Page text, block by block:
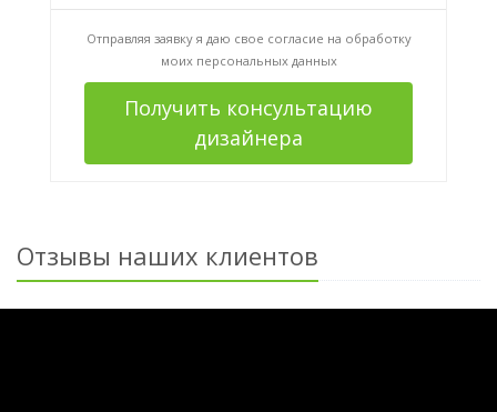
Отправляя заявку я даю свое согласие на обработку
моих персональных данных
Получить консультацию
дизайнера
Отзывы наших клиентов